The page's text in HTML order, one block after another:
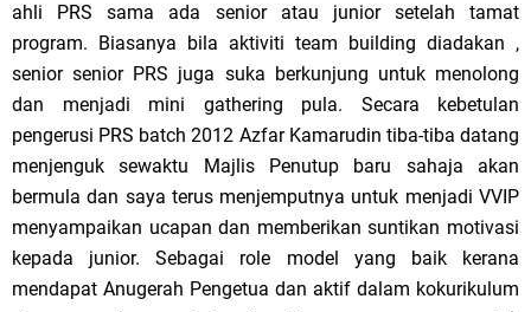
ahli PRS sama ada senior atau junior setelah tamat
program. Biasanya bila aktiviti team building diadakan ,
senior senior PRS juga suka berkunjung untuk menolong
dan menjadi mini gathering pula. Secara kebetulan
pengerusi PRS batch 2012 Azfar Kamarudin tiba-tiba datang
menjenguk sewaktu Majlis Penutup baru sahaja akan
bermula dan saya terus menjemputnya untuk menjadi VVIP
menyampaikan ucapan dan memberikan suntikan motivasi
kepada junior. Sebagai role model yang baik kerana
mendapat Anugerah Pengetua dan aktif dalam kokurikulum